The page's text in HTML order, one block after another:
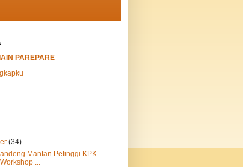
PAREPARE
(34)
Mantan Petinggi KPK
...